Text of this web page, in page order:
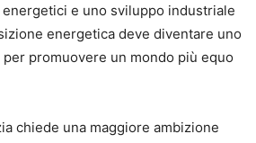
e uno sviluppo industriale
energetica deve diventare uno
promuovere un mondo più equo
chiede una maggiore ambizione